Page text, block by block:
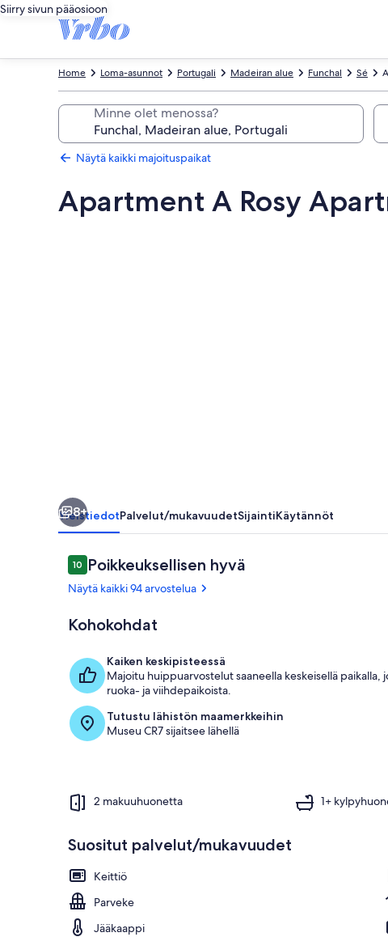
Siirry sivun pääosioon
Sé
Funchal
Madeiran alue
Portugali
Loma-asunnot
Home
Minne olet menossa?
Näytä kaikki majoituspaikat
Apartment A Rosy
8+
YleistiedotPalvelut/mukavuudetSijaintiKäytännöt
Arvostelut
1010 kautta 10.
Poikkeuksellisen hyvä
Näytä kaikki 94 arvostelua
Kohokohdat
Kaiken keskipisteessä
Majoitu huippuarvostelut saaneella keskeisellä paikalla,
ruoka- ja viihdepaikoista.
Tutustu lähistön maamerkkeihin
Museu CR7 sijaitsee lähellä
2 makuuhuonetta 1+
Suositut palvelut/mukavuudet
Keittiö
Parveke
Jääkaappi